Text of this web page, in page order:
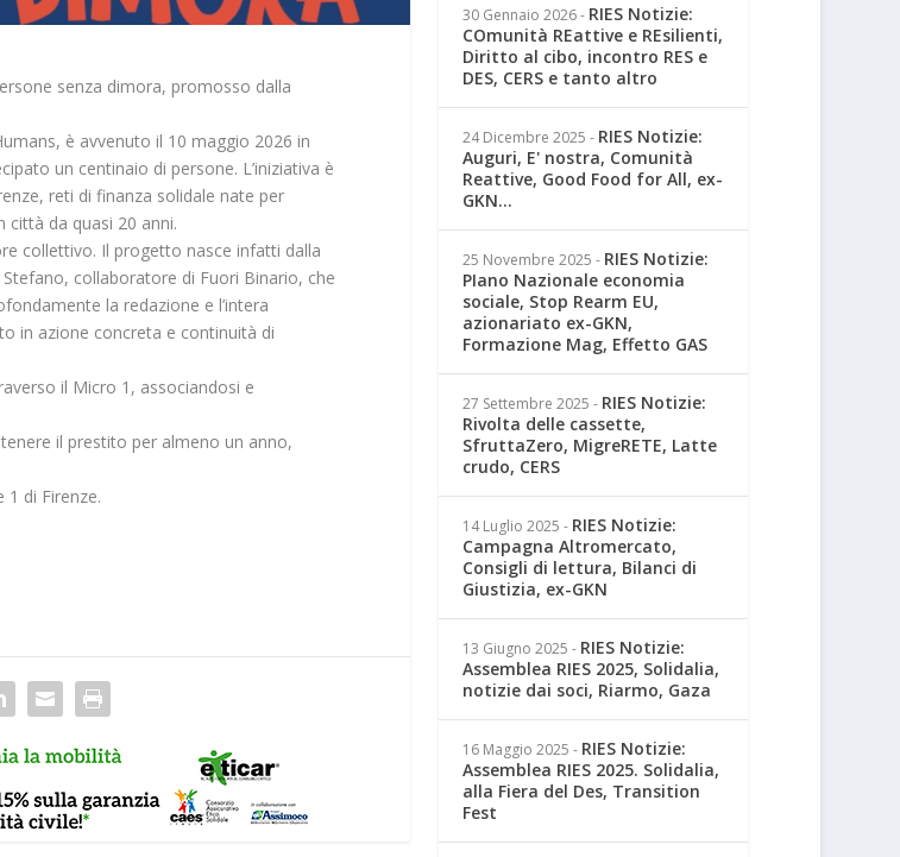
senza dimora, promosso dalla
è avvenuto il 10 maggio 2026 in
un centinaio di persone. L’iniziativa è
reti di finanza solidale nate per
città da quasi 20 anni.
collettivo. Il progetto nasce infatti dalla
collaboratore di Fuori Binario, che
la redazione e l’intera
in azione concreta e continuità di
il Micro 1, associandosi e
il prestito per almeno un anno,
di Firenze.
30 Gennaio 2026- RIES Notizie:
COmunità REattive e REsilienti,
Diritto al cibo, incontro RES e
DES, CERS e tanto altro
24 Dicembre 2025 - RIES Notizie:
Auguri, E' nostra, Comunità
Reattive, Good Food for All, ex-
GKN...
25 Novembre 2025 - RIES Notizie:
PIano Nazionale economia
sociale, Stop Rearm EU,
azionariato ex-GKN,
Formazione Mag, Effetto GAS
27 Settembre 2025 - RIES Notizie:
Rivolta delle cassette,
SfruttaZero, MigreRETE, Latte
crudo, CERS
14 Luglio 2025 - RIES Notizie:
Campagna Altromercato,
Consigli di lettura, Bilanci di
Giustizia, ex-GKN
13 Giugno 2025 - RIES Notizie:
Assemblea RIES 2025, Solidalia,
notizie dai soci, Riarmo, Gaza
16 Maggio 2025 - RIES Notizie:
Assemblea RIES 2025. Solidalia,
alla Fiera del Des, Transition
Fest